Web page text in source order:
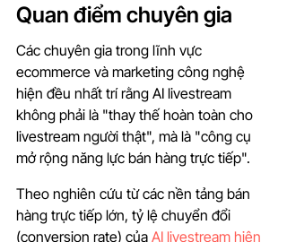
Quan điểm chuyên gia
Các chuyên gia trong lĩnh vực
ecommerce và marketing công nghệ
hiện đều nhất trí rằng AI livestream
không phải là "thay thế hoàn toàn cho
livestream người thật", mà là "công cụ
mở rộng năng lực bán hàng trực tiếp".
Theo nghiên cứu từ các nền tảng bán
hàng trực tiếp lớn, tỷ lệ chuyển đổi
(conversion rate) của AI livestream hiện